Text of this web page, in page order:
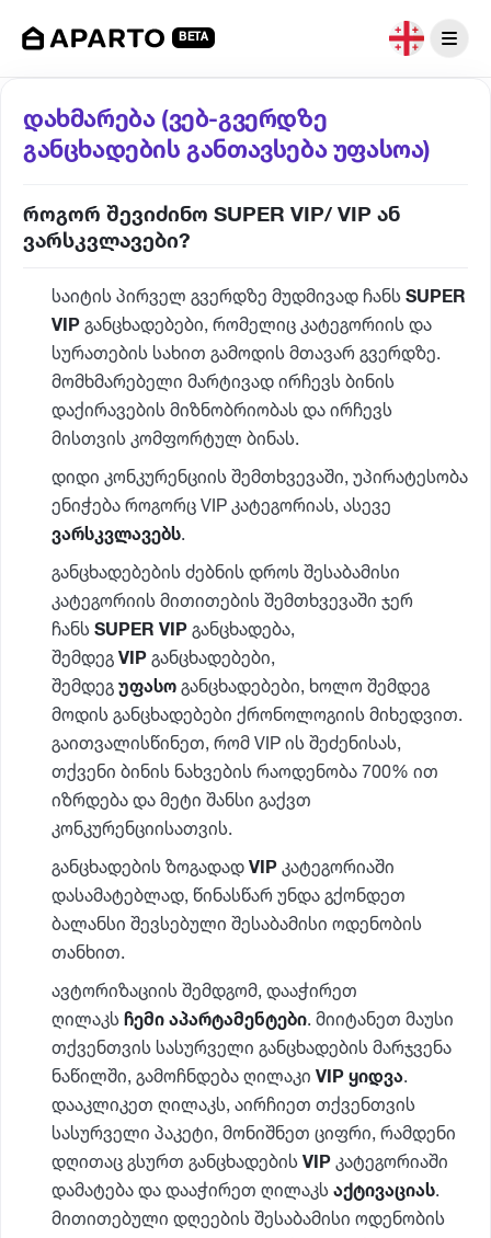
BETA
დახმარება (ვებ-გვერდზე
განცხადების განთავსება უფასოა)
როგორ შევიძინო SUPER VIP/ VIP ან
ვარსკვლავები?
საიტის პირველ გვერდზე მუდმივად ჩანს SUPER
VIP განცხადებები, რომელიც კატეგორიის და
სურათების სახით გამოდის მთავარ გვერდზე.
მომხმარებელი მარტივად ირჩევს ბინის
დაქირავების მიზნობრიობას და ირჩევს
მისთვის კომფორტულ ბინას.
დიდი კონკურენციის შემთხვევაში, უპირატესობა
ენიჭება როგორც VIP კატეგორიას, ასევე
ვარსკვლავებს.
განცხადებების ძებნის დროს შესაბამისი
კატეგორიის მითითების შემთხვევაში ჯერ
ჩანს SUPER VIP განცხადება,
შემდეგ VIP განცხადებები,
შემდეგ უფასო განცხადებები, ხოლო შემდეგ
მოდის განცხადებები ქრონოლოგიის მიხედვით.
გაითვალისწინეთ, რომ VIP ის შეძენისას,
თქვენი ბინის ნახვების რაოდენობა 700% ით
იზრდება და მეტი შანსი გაქვთ
კონკურენციისათვის.
განცხადების ზოგადად VIP კატეგორიაში
დასამატებლად, წინასწარ უნდა გქონდეთ
ბალანსი შევსებული შესაბამისი ოდენობის
თანხით.
ავტორიზაციის შემდგომ, დააჭირეთ
ღილაკს ჩემი აპარტამენტები. მიიტანეთ მაუსი
თქვენთვის სასურველი განცხადების მარჯვენა
ნაწილში, გამოჩნდება ღილაკი VIP ყიდვა.
დააკლიკეთ ღილაკს, აირჩიეთ თქვენთვის
სასურველი პაკეტი, მონიშნეთ ციფრი, რამდენი
დღითაც გსურთ განცხადების VIP კატეგორიაში
დამატება და დააჭირეთ ღილაკს აქტივაციას.
მითითებული დღეების შესაბამისი ოდენობის